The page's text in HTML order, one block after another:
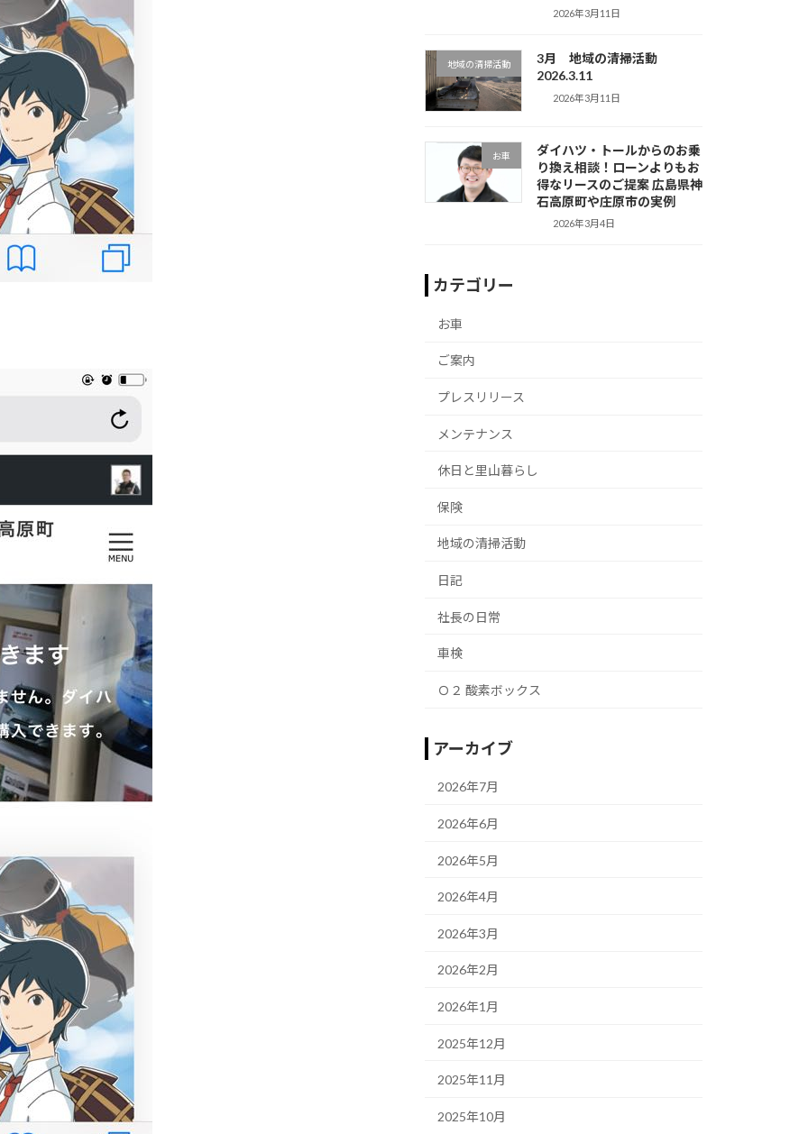
2026年3月11日
地域の清掃活動
3月 地域の清掃活動
2026.3.11
2026年3月11日
お車
ダイハツ・トールからのお乗
り換え相談！ローンよりもお
得なリースのご提案 広島県神
石高原町や庄原市の実例
2026年3月4日
カテゴリー
お車
ご案内
プレスリリース
メンテナンス
休日と里山暮らし
保険
地域の清掃活動
日記
社長の日常
車検
Ｏ２ 酸素ボックス
アーカイブ
2026年7月
2026年6月
2026年5月
2026年4月
2026年3月
2026年2月
2026年1月
2025年12月
2025年11月
2025年10月